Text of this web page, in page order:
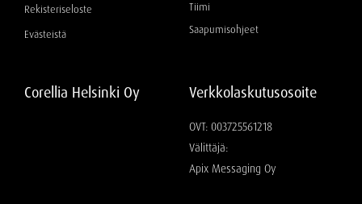
Rekisteriseloste
Evästeistä
Tiimi
Saapumisohjeet
Corellia Helsinki Oy Verkkolaskutusosoite
OVT: 003725561218
Välittäjä:
Apix Messaging Oy